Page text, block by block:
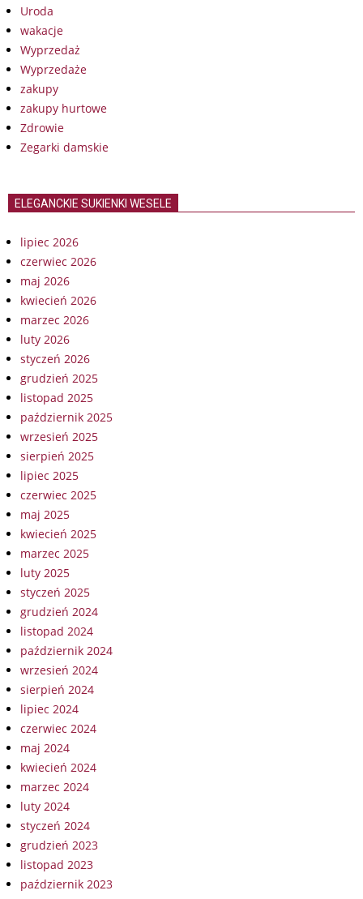
Uroda
wakacje
Wyprzedaż
Wyprzedaże
zakupy
zakupy hurtowe
Zdrowie
Zegarki damskie
ELEGANCKIE SUKIENKI WESELE
lipiec 2026
czerwiec 2026
maj 2026
kwiecień 2026
marzec 2026
luty 2026
styczeń 2026
grudzień 2025
listopad 2025
październik 2025
wrzesień 2025
sierpień 2025
lipiec 2025
czerwiec 2025
maj 2025
kwiecień 2025
marzec 2025
luty 2025
styczeń 2025
grudzień 2024
listopad 2024
październik 2024
wrzesień 2024
sierpień 2024
lipiec 2024
czerwiec 2024
maj 2024
kwiecień 2024
marzec 2024
luty 2024
styczeń 2024
grudzień 2023
listopad 2023
październik 2023